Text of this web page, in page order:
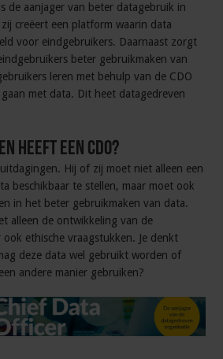
de aanjager van beter datagebruik in
creëert een platform waarin data
voor eindgebruikers. Daarnaast zorgt
beter gebruikmaken van
leren met behulp van de CDO
met data. Dit heet datagedreven
heeft een CDO?
Hij of zij moet niet alleen een
beschikbaar te stellen, maar moet ook
in het beter gebruikmaken van data.
alleen de ontwikkeling van de
ethische vraagstukken. Je denkt
deze data wel gebruikt worden of
andere manier gebruiken?